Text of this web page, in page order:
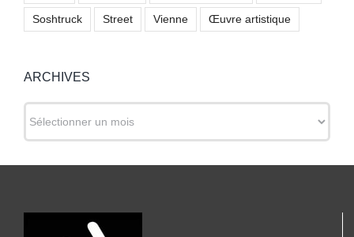
Soshtruck Street Vienne Œuvre artistique
ARCHIVES